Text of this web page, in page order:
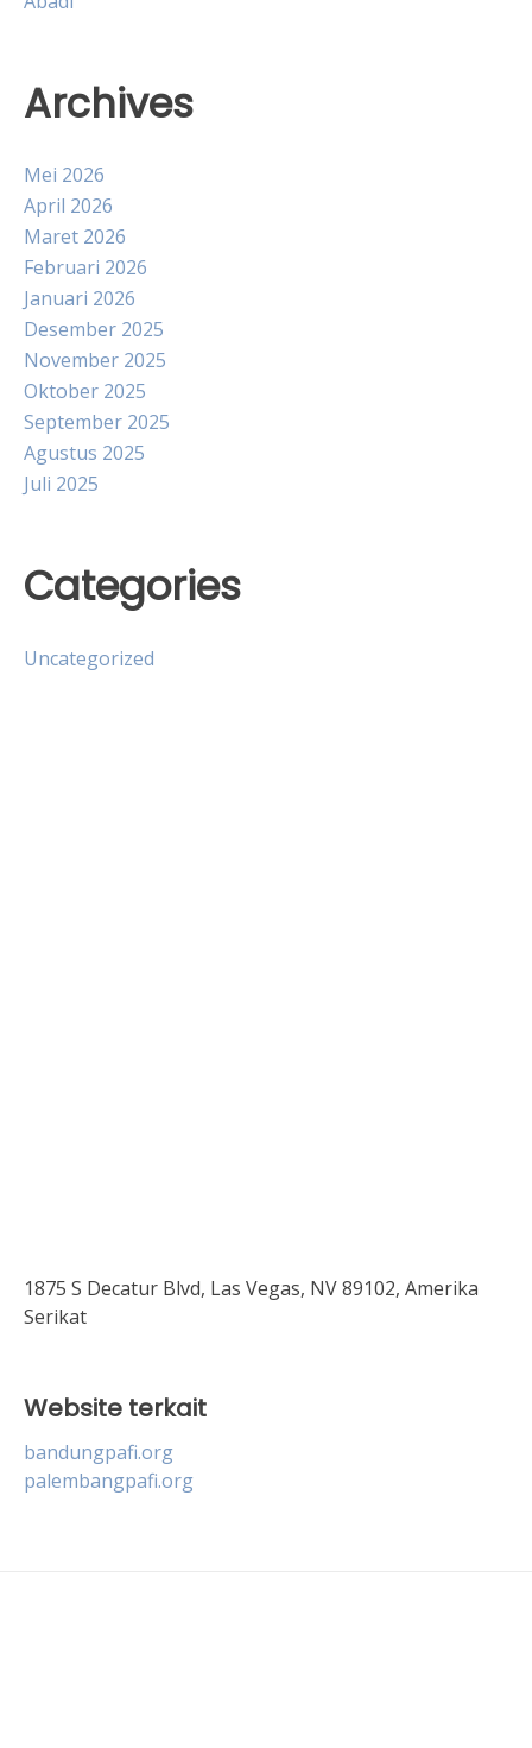
Archives
Mei 2026
April 2026
Maret 2026
Februari 2026
Januari 2026
Desember 2025
November 2025
Oktober 2025
September 2025
Agustus 2025
Juli 2025
Categories
Uncategorized
1875 S Decatur Blvd, Las Vegas, NV 89102, Amerika
Serikat
Website terkait
bandungpafi.org
palembangpafi.org